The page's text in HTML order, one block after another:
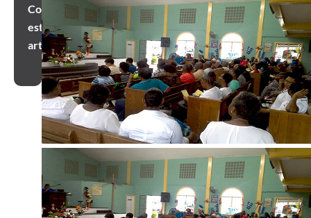
Compartir
este
artículo